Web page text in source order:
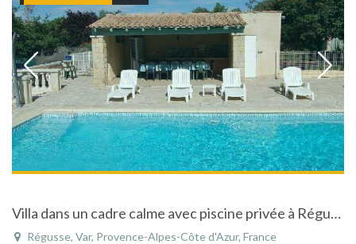
Villa dans un cadre calme avec piscine privée à Régusse dans le Var dans les Gorges du Verdon.
Régusse, Var, Provence-Alpes-Côte d'Azur, France